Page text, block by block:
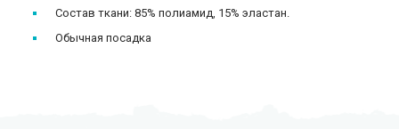
Состав ткани: 85% полиамид, 15% эластан.
Обычная посадка